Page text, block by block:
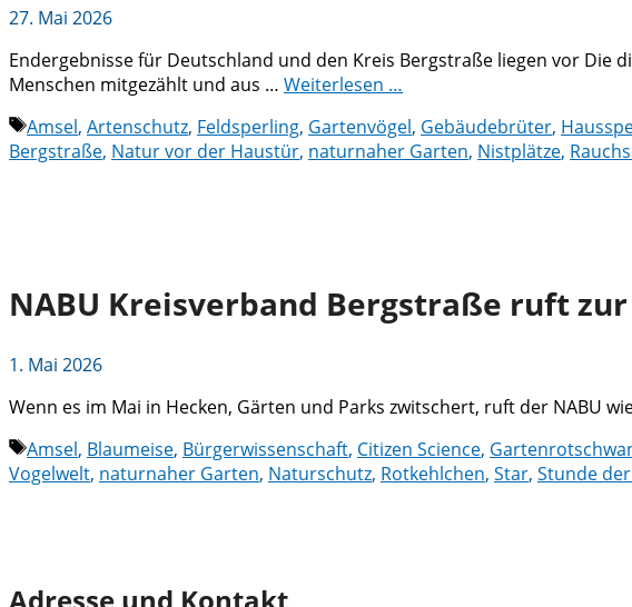
27. Mai 2026
Endergebnisse für Deutschland und den Kreis Bergstraße liegen vor Die
Menschen mitgezählt und aus … Weiterlesen …
Schlagwörter
Amsel, Artenschutz, Feldsperling, Gartenvögel, Gebäudebrüter,
Bergstraße, Natur vor der Haustür, naturnaher Garten, Nistplätze,
NABU Kreisverband Bergstraße ruft
1. Mai 2026
Wenn es im Mai in Hecken, Gärten und Parks zwitschert, ruft der NABU
Schlagwörter
Amsel, Blaumeise, Bürgerwissenschaft, Citizen Science,
Vogelwelt, naturnaher Garten, Naturschutz, Rotkehlchen, Star, Stunde